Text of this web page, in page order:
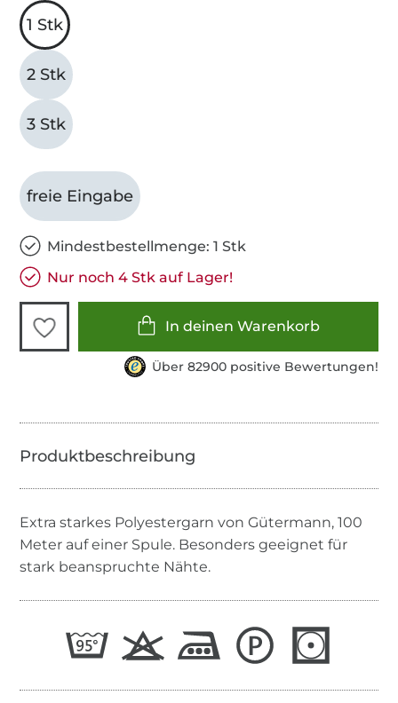
1 Stk
2 Stk
3 Stk
freie Eingabe
Mindestbestellmenge: 1 Stk
Nur noch 4 Stk auf Lager!
In deinen Warenkorb
Über 82900 positive Bewertungen!
Extra starkes Polyestergarn von Gütermann, 100
Meter auf einer Spule. Besonders geeignet für
stark beanspruchte Nähte.